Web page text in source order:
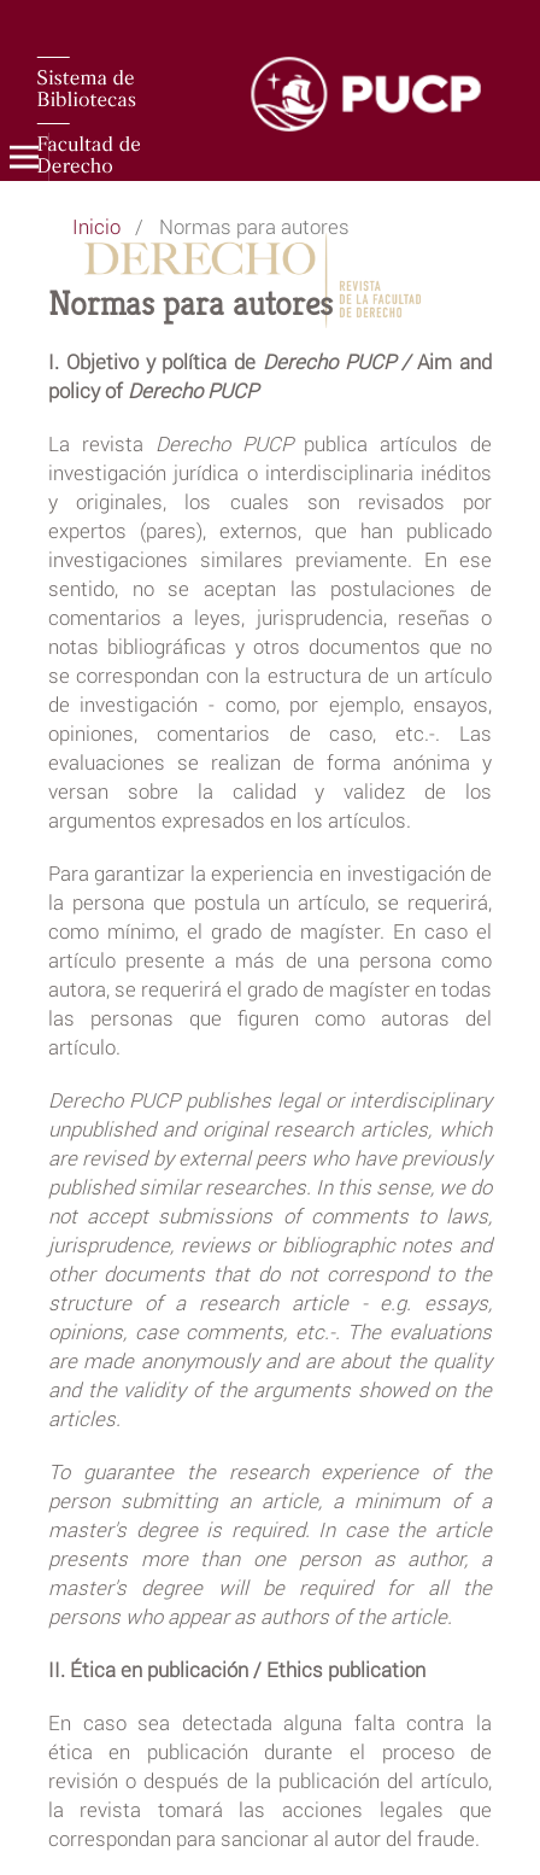
Inicio / Normas para autores
Normas para autores
I. Objetivo y política de Derecho PUCP /Aim and
policy ofDerecho PUCP
La revista Derecho PUCP publica artículos de
investigación jurídica o interdisciplinaria inéditos
y originales, los cuales son revisados por
expertos (pares), externos, que han publicado
investigaciones similares previamente. En ese
sentido, no se aceptan las postulaciones de
comentarios a leyes, jurisprudencia, reseñas o
notas bibliográficas y otros documentos que no
se correspondan con la estructura de un artículo
de investigación - como, por ejemplo, ensayos,
opiniones, comentarios de caso, etc.-. Las
evaluaciones se realizan de forma anónima y
versan sobre la calidad y validez de los
argumentos expresados en los artículos.
Para garantizar la experiencia en investigación de
la persona que postula un artículo, se requerirá,
como mínimo, el grado de magíster. En caso el
artículo presente a más de una persona como
autora, se requerirá el grado de magíster en todas
las personas que figuren como autoras del
artículo.
Derecho PUCP publishes legal or interdisciplinary
unpublished and original research articles, which
are revised by external peers who have previously
published similar researches. In this sense, we do
not accept submissions of comments to laws,
jurisprudence, reviews or bibliographic notes and
other documents that do not correspond to the
structure of a research article - e.g. essays,
opinions, case comments, etc.-. The evaluations
are made anonymously and are about the quality
and the validity of the arguments showed on the
articles.
To guarantee the research experience of the
person submitting an article, a minimum of a
master's degree is required. In case the article
presents more than one person as author, a
master's degree will be required for all the
persons who appear as authors of the article.
II. Ética en publicación / Ethics publication
En caso sea detectada alguna falta contra la
ética en publicación durante el proceso de
revisión o después de la publicación del artículo,
la revista tomará las acciones legales que
correspondan para sancionar al autor del fraude.